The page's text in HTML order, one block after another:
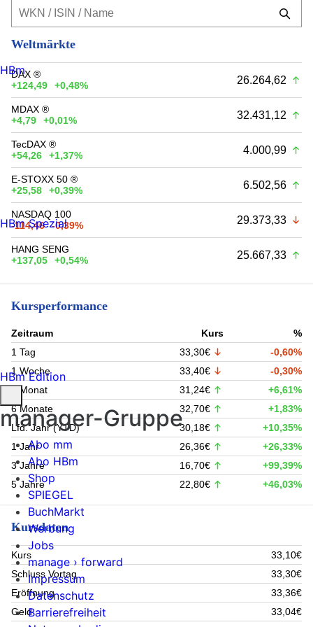
Weltmärkte
DAX ®
+124,49
+0,48% 26.264,62
MDAX ®
+4,79
+0,01% 32.431,12
TecDAX ®
+54,26
+1,37% 4.000,99
E-STOXX 50 ®
+25,58
+0,39% 6.502,56
NASDAQ 100
-114,46
-0,39% 29.373,33
HANG SENG
+137,05
+0,54% 25.667,33
Kursperformance
Zeitraum Kurs
%
1 Tag
33,30€
-0,60%
1 Woche
33,40€
-0,30%
1 Monat
31,24€
+6,61%
6 Monate
32,70€
+1,83%
Lfd. Jahr (YTD)
30,18€
+10,35%
1 Jahr
26,36€
+26,33%
3 Jahre
16,70€
+99,39%
5 Jahre
22,80€ +46,03%
Kursdaten
Kurs
33,10€
Schluss Vortag
33,30€
Eröffnung
33,36€
Geld
33,04€
HBm
HBm Spezial
HBm Edition
manager-Gruppe
Abo mm
Abo HBm
Shop
SPIEGEL
BuchMarkt
Werbung
Jobs
manage › forward
Impressum
Datenschutz
Barrierefreiheit